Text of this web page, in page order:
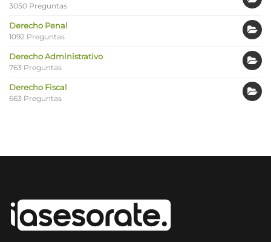
3050 Preguntas
Derecho Penal
1092 Preguntas
Derecho Administrativo
763 Preguntas
Derecho Fiscal
663 Preguntas